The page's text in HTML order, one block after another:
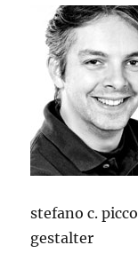
stefano c. picco
gestalter